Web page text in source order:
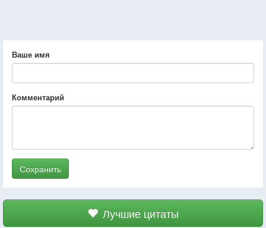
Ваше имя
Комментарий
Сохранить
Лучшие цитаты